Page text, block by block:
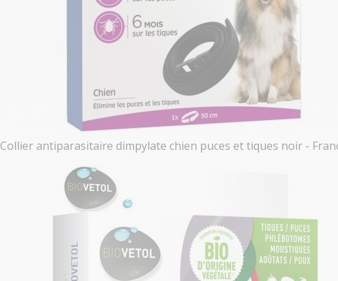
Collier antiparasitaire dimpylate chien puces et tiques noir -